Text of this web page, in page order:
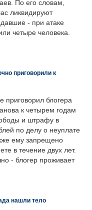
По его словам,
ликвидируют
- при атаке
четыре человека.
приговорили к
приговорил блогера
к четырем годам
и штрафу в
по делу о неуплате
ему запрещено
в течение двух лет.
- блогер проживает
нашли тело